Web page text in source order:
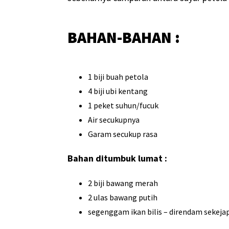
BAHAN-BAHAN :
1 biji buah petola
4 biji ubi kentang
1 peket suhun/fucuk
Air secukupnya
Garam secukup rasa
Bahan ditumbuk lumat :
2 biji bawang merah
2 ulas bawang putih
segenggam ikan bilis – direndam